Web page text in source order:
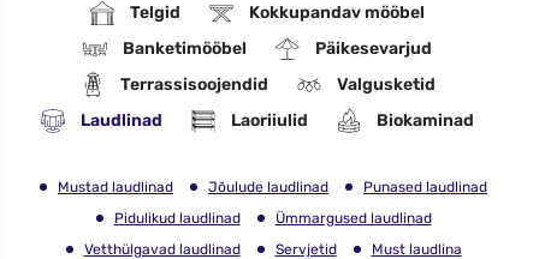
Telgid
Kokkupandav mööbel
Banketimööbel
Päikesevarjud
Terrassisoojendid
Valgusketid
Laudlinad
Laoriiulid Biokaminad
Mustad laudlinad Jõulude laudlinad
Punased laudlinad
Pidulikud laudlinad
Ümmargused laudlinad
Vetthülgavad laudlinad
Servjetid Must laudlina